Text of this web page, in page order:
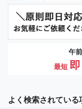
午
最短
よく検索されている